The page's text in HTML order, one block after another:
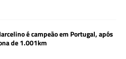
é campeão em Portugal, após
de 1.001km